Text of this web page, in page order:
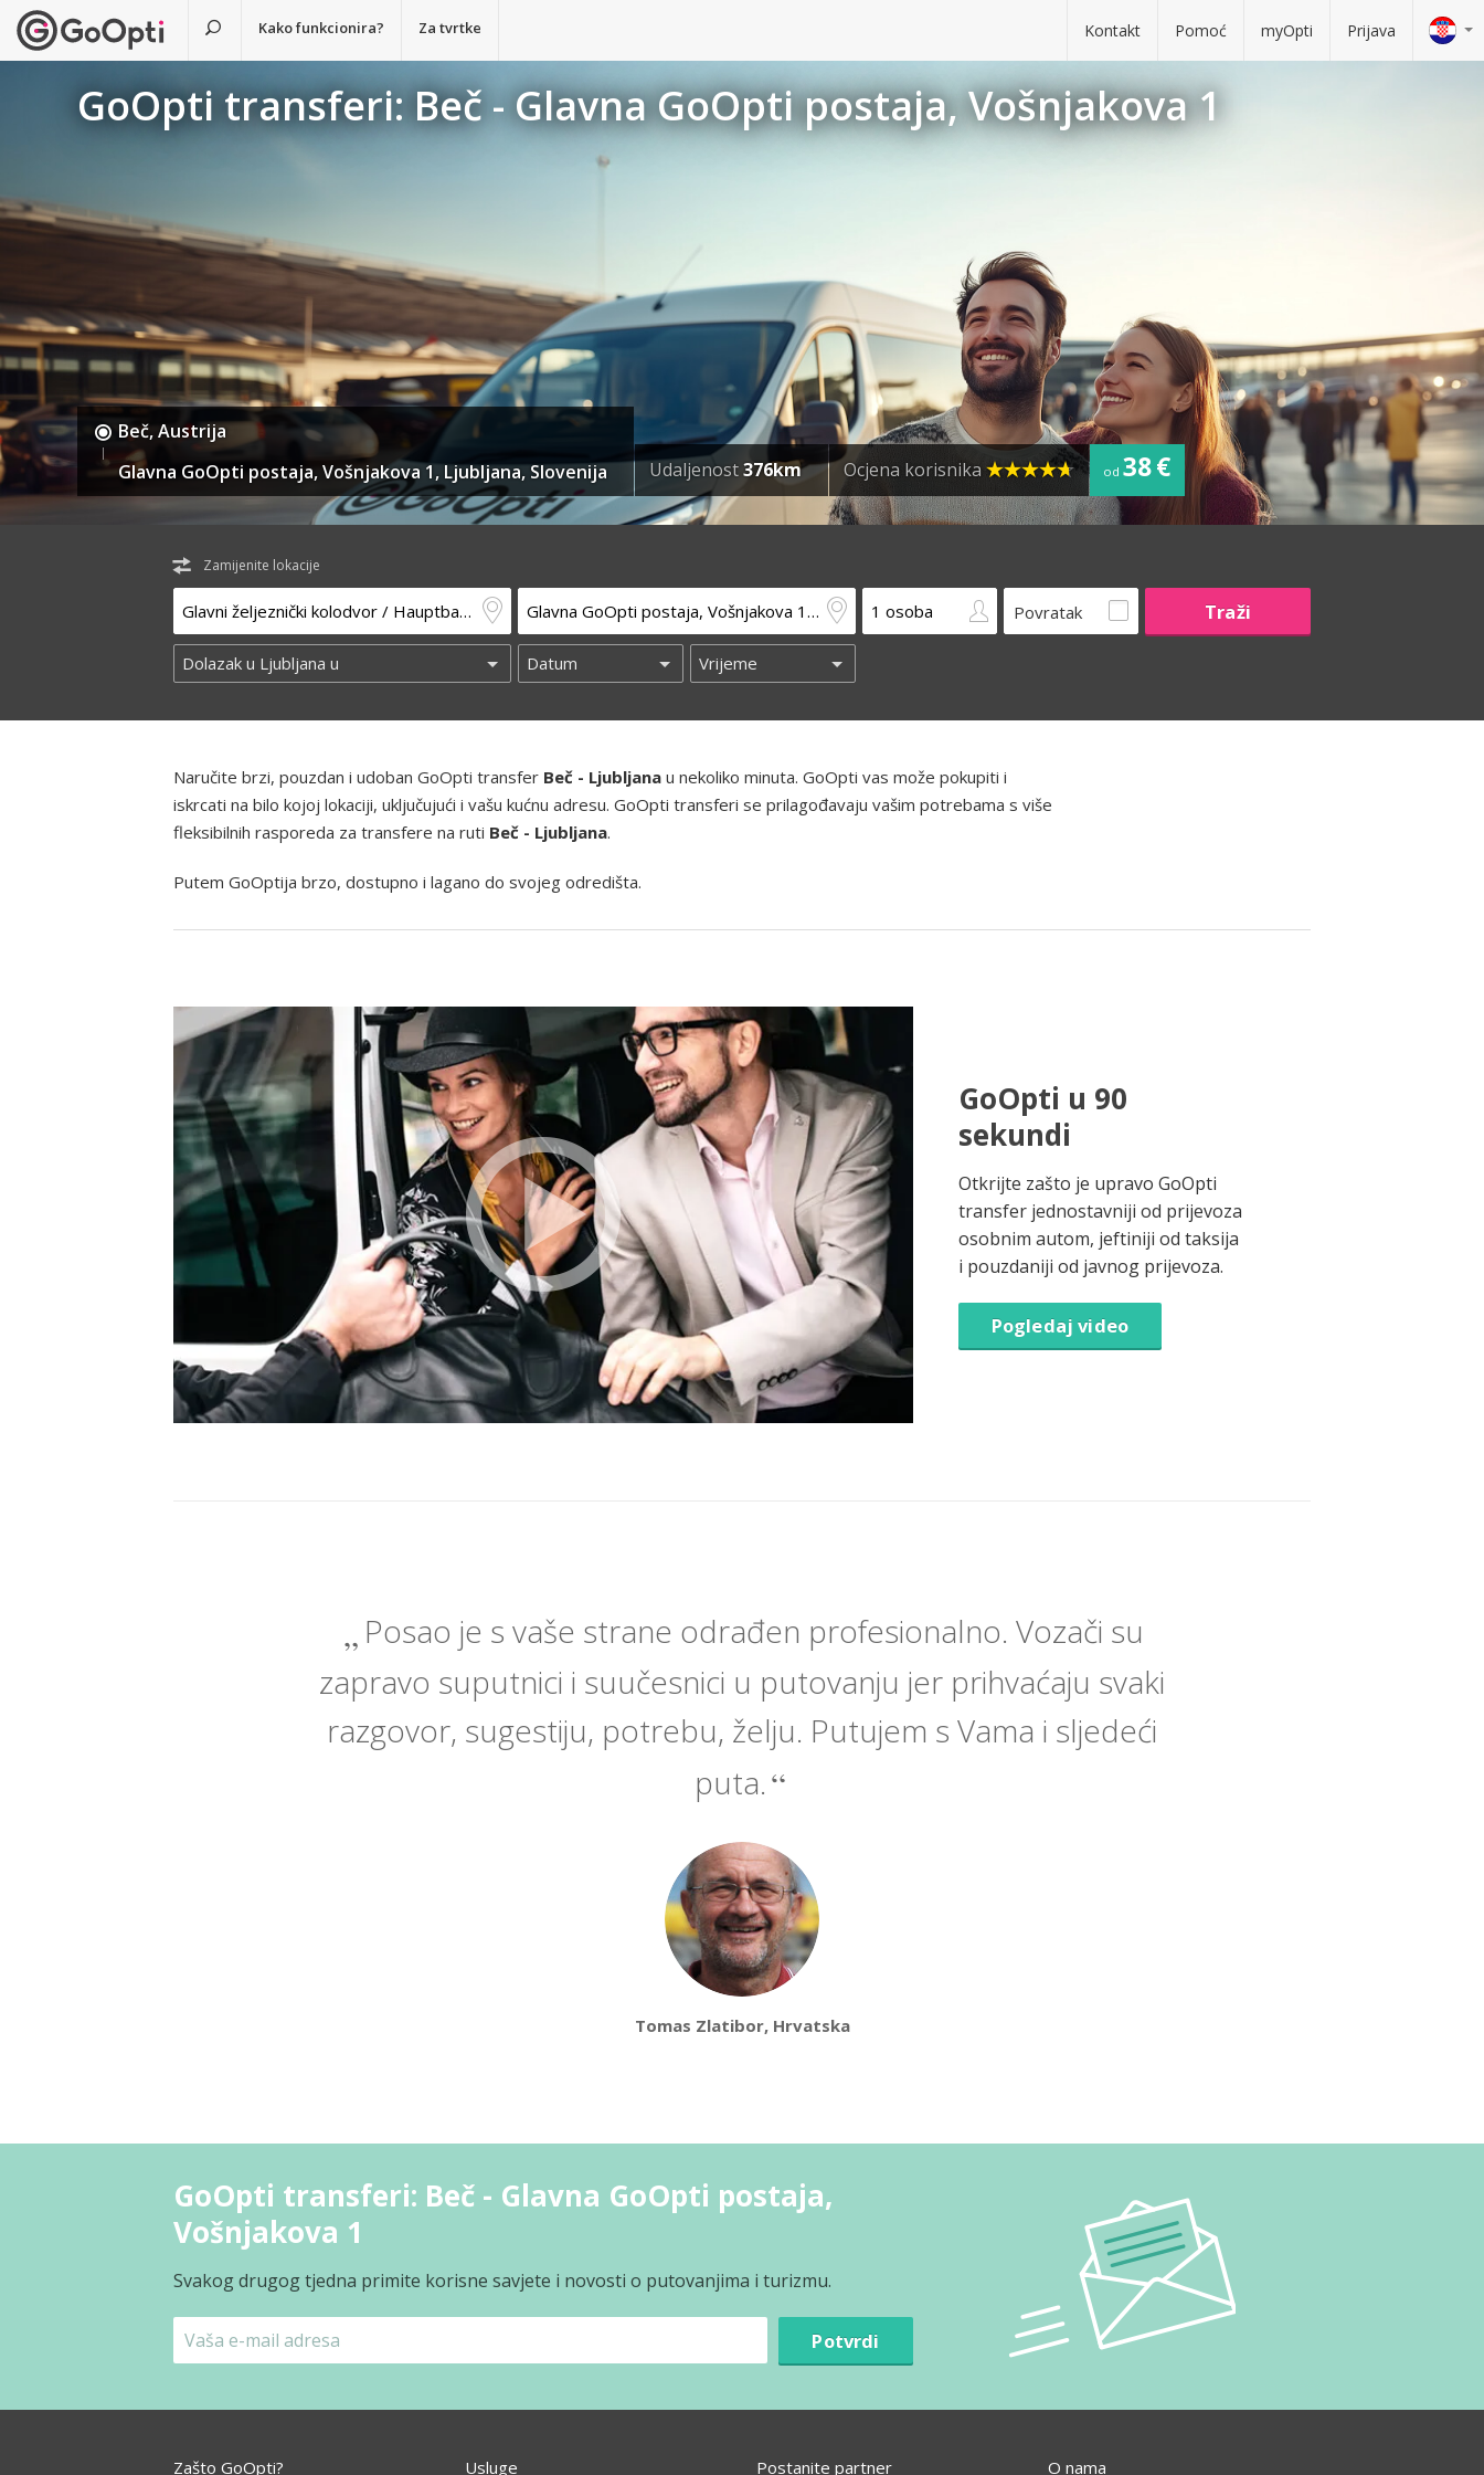
Kako funkcionira? Za tvrtke Kontakt Pomoć myOpti Prijava
GoOpti transferi: Beč - Glavna GoOpti postaja, Vošnjakova 1
Beč, Austrija
Glavna GoOpti postaja, Vošnjakova 1, Ljubljana, Slovenija
Udaljenost376km Ocjena korisnika od38 €
Zamijenite lokacije
Povratak
Naručite brzi, pouzdan i udoban GoOpti transfer Beč - Ljubljana u nekoliko minuta. GoOpti vas može pokupiti i
iskrcati na bilo kojoj lokaciji, uključujući i vašu kućnu adresu. GoOpti transferi se prilagođavaju vašim potrebama s više
fleksibilnih rasporeda za transfere na ruti Beč - Ljubljana.
Putem GoOptija brzo, dostupno i lagano do svojeg odredišta.
GoOpti u 90
sekundi
Otkrijte zašto je upravo GoOpti
transfer jednostavniji od prijevoza
osobnim autom, jeftiniji od taksija
i pouzdaniji od javnog prijevoza.
Pogledaj video
Posao je s vaše strane odrađen profesionalno. Vozači su
zapravo suputnici i suučesnici u putovanju jer prihvaćaju svaki
razgovor, sugestiju, potrebu, želju. Putujem s Vama i sljedeći
puta.
Tomas Zlatibor, Hrvatska
GoOpti transferi: Beč - Glavna GoOpti postaja,
Vošnjakova 1
Svakog drugog tjedna primite korisne savjete i novosti o putovanjima i turizmu.
Potvrdi
Zašto GoOpti? Usluge Postanite partner O nama